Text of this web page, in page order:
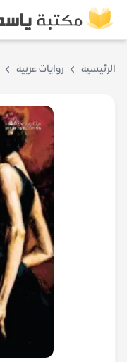
الرئيسية روايات عربية